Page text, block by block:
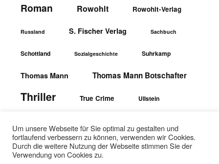
Roman Rowohlt Rowohlt-Verlag
Russland S. Fischer Verlag Sachbuch
Schottland Sozialgeschichte Suhrkamp
Thomas Mann Thomas Mann Botschafter
Thriller True Crime Ullstein
Um unsere Webseite für Sie optimal zu gestalten und
fortlaufend verbessern zu können, verwenden wir Cookies.
Durch die weitere Nutzung der Webseite stimmen Sie der
Verwendung von Cookies zu.